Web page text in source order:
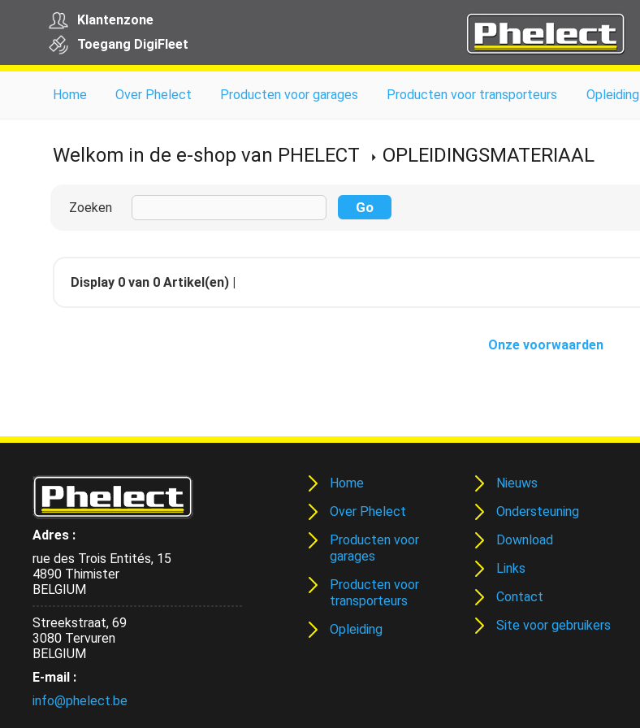
Klantenzone
Toegang DigiFleet
Home Over Phelect Producten voor garages Producten voor transporteurs Opleiding
Welkom in de e-shop van PHELECT OPLEIDINGSMATERIAAL
Zoeken
Display 0 van 0 Artikel(en) |
Onze voorwaarden
Adres :
rue des Trois Entités, 15
4890 Thimister
BELGIUM
Streekstraat, 69
3080 Tervuren
BELGIUM
E-mail :
info@phelect.be
Home
Over Phelect
Producten voor
garages
Producten voor
transporteurs
Opleiding
Nieuws
Ondersteuning
Download
Links
Contact
Site voor gebruikers